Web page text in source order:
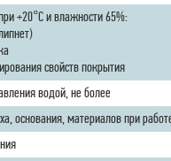
+20°С и влажности 65%:
свойств покрытия
водой, не более
основания, материалов при